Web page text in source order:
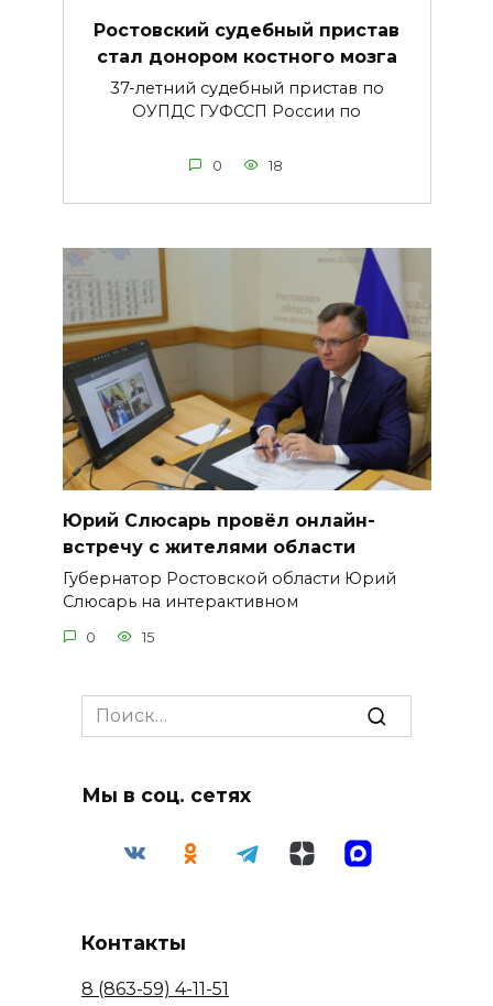
Ростовский судебный пристав
стал донором костного мозга
37-летний судебный пристав по
ОУПДС ГУФССП России по
0 18
Юрий Слюсарь провёл онлайн-
встречу с жителями области
Губернатор Ростовской области Юрий
Слюсарь на интерактивном
0 15
Search
for:
Мы в соц. сетях
Контакты
8 (863-59) 4-11-51